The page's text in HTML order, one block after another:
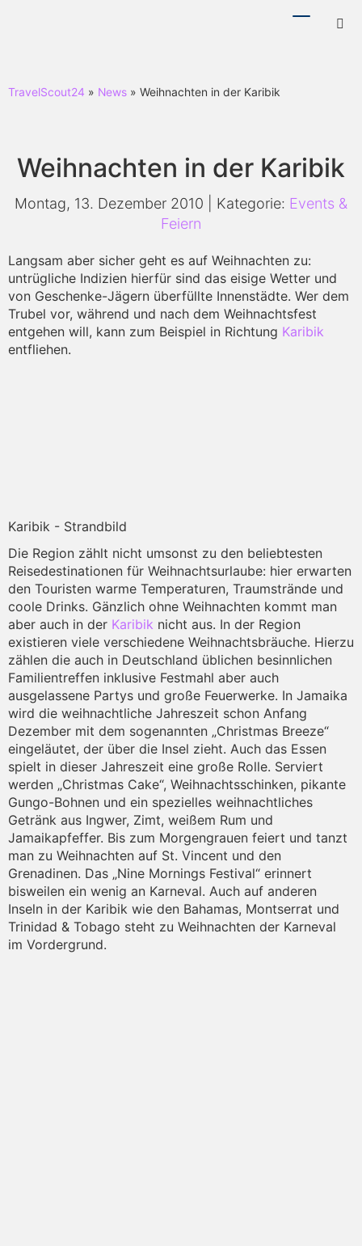
TravelScout24 » News » Weihnachten in der Karibik
Weihnachten in der Karibik
Montag, 13. Dezember 2010 | Kategorie: Events &
Feiern
Langsam aber sicher geht es auf Weihnachten zu:
untrügliche Indizien hierfür sind das eisige Wetter und
von Geschenke-Jägern überfüllte Innenstädte. Wer dem
Trubel vor, während und nach dem Weihnachtsfest
entgehen will, kann zum Beispiel in Richtung Karibik
entfliehen.
Karibik - Strandbild
Die Region zählt nicht umsonst zu den beliebtesten
Reisedestinationen für Weihnachtsurlaube: hier erwarten
den Touristen warme Temperaturen, Traumstrände und
coole Drinks. Gänzlich ohne Weihnachten kommt man
aber auch in der Karibik nicht aus. In der Region
existieren viele verschiedene Weihnachtsbräuche. Hierzu
zählen die auch in Deutschland üblichen besinnlichen
Familientreffen inklusive Festmahl aber auch
ausgelassene Partys und große Feuerwerke. In Jamaika
wird die weihnachtliche Jahreszeit schon Anfang
Dezember mit dem sogenannten „Christmas Breeze“
eingeläutet, der über die Insel zieht. Auch das Essen
spielt in dieser Jahreszeit eine große Rolle. Serviert
werden „Christmas Cake“, Weihnachtsschinken, pikante
Gungo-Bohnen und ein spezielles weihnachtliches
Getränk aus Ingwer, Zimt, weißem Rum und
Jamaikapfeffer. Bis zum Morgengrauen feiert und tanzt
man zu Weihnachten auf St. Vincent und den
Grenadinen. Das „Nine Mornings Festival“ erinnert
bisweilen ein wenig an Karneval. Auch auf anderen
Inseln in der Karibik wie den Bahamas, Montserrat und
Trinidad & Tobago steht zu Weihnachten der Karneval
im Vordergrund.